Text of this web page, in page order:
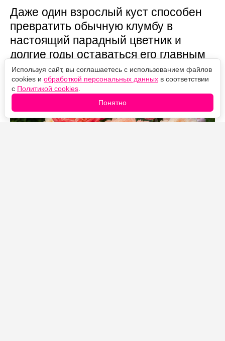
Даже один взрослый куст способен
превратить обычную клумбу в
настоящий парадный цветник и
долгие годы оставаться его главным
украшением.
Используя сайт, вы соглашаетесь с использованием файлов
cookies и обработкой персональных данных в соответствии
с Политикой cookies
Понятно